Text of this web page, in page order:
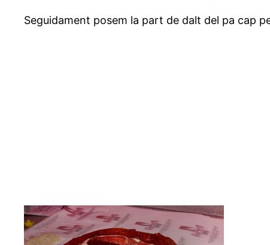
Seguidament posem la part de dalt del pa cap